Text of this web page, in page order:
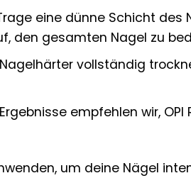
eine dünne Schicht des
den gesamten Nagel zu
vollständig
empfehlen wir,
um deine Nägel